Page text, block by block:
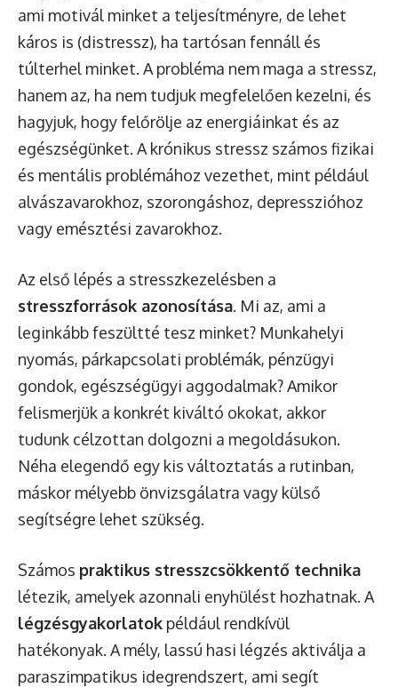
ami motivál minket a teljesítményre, de lehet
káros is (distressz), ha tartósan fennáll és
túlterhel minket. A probléma nem maga a stressz,
hanem az, ha nem tudjuk megfelelően kezelni, és
hagyjuk, hogy felőrölje az energiáinkat és az
egészségünket. A krónikus stressz számos fizikai
és mentális problémához vezethet, mint például
alvászavarokhoz, szorongáshoz, depresszióhoz
vagy emésztési zavarokhoz.
Az első lépés a stresszkezelésben a
stresszforrások azonosítása. Mi az, ami a
leginkább feszültté tesz minket? Munkahelyi
nyomás, párkapcsolati problémák, pénzügyi
gondok, egészségügyi aggodalmak? Amikor
felismerjük a konkrét kiváltó okokat, akkor
tudunk célzottan dolgozni a megoldásukon.
Néha elegendő egy kis változtatás a rutinban,
máskor mélyebb önvizsgálatra vagy külső
segítségre lehet szükség.
Számos praktikus stresszcsökkentő technika
létezik, amelyek azonnali enyhülést hozhatnak. A
légzésgyakorlatok például rendkívül
hatékonyak. A mély, lassú hasi légzés aktiválja a
paraszimpatikus idegrendszert, ami segít